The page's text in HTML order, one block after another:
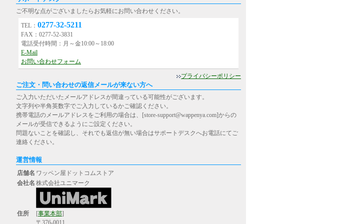
ご不明な点がございましたらお気軽にお問い合わせください。
TEL： 0277-32-5211
FAX：0277-52-3831
電話受付時間：月～金10:00～18:00
E-Mail
お問い合わせフォーム
プライバシーポリシー
ご注文・問い合わせの返信メールが来ない方へ
ご入力いただいたメールアドレスが間違っている可能性がございます。
文字列や半角英数字でご入力しているかご確認ください。
携帯電話のメールアドレスをご利用の場合は、[store-support@wappenya.com]からの
メールが受信できるようにご設定ください。
問題ないことを確認し、それでも返信が無い場合はサポートデスクへお電話にてご
連絡ください。
運営情報
店舗名 ワッペン屋ドットコムストア
会社名 株式会社ユニマーク
住所 [事業本部]
〒376-0011